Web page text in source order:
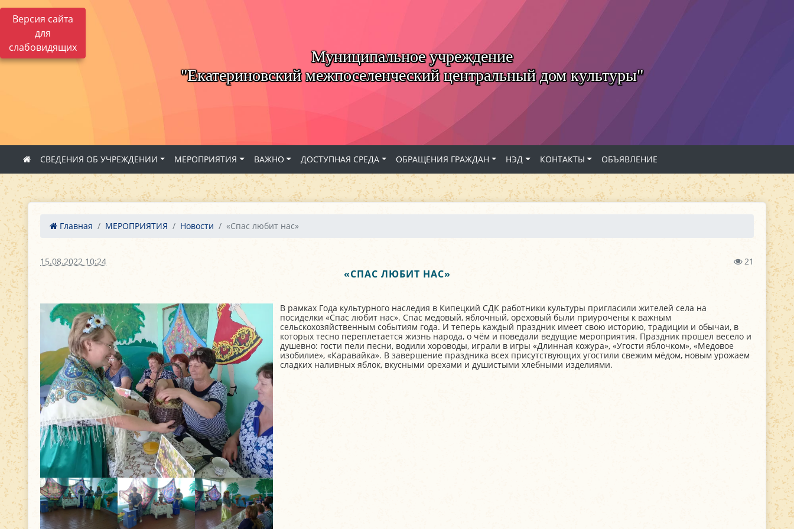
Версия сайта
для
слабовидящих
Муниципальное учреждение
"Екатериновский межпоселенческий центральный дом культуры"
СВЕДЕНИЯ ОБ УЧРЕЖДЕНИИ МЕРОПРИЯТИЯ ВАЖНО ДОСТУПНАЯ СРЕДА ОБРАЩЕНИЯ ГРАЖДАН НЭД КОНТАКТЫ ОБЪЯВЛЕНИЕ
Главная МЕРОПРИЯТИЯ Новости «Спас любит нас»
15.08.2022 10:24 21
«СПАС ЛЮБИТ НАС»
В рамках Года культурного наследия в Кипецкий СДК работники культуры пригласили жителей села на
посиделки «Спас любит нас». Спас медовый, яблочный, ореховый были приурочены к важным
сельскохозяйственным событиям года. И теперь каждый праздник имеет свою историю, традиции и обычаи, в
которых тесно переплетается жизнь народа, о чём и поведали ведущие мероприятия. Праздник прошел весело и
душевно: гости пели песни, водили хороводы, играли в игры «Длинная кожура», «Угости яблочком», «Медовое
изобилие», «Каравайка». В завершение праздника всех присутствующих угостили свежим мёдом, новым урожаем
сладких наливных яблок, вкусными орехами и душистыми хлебными изделиями.